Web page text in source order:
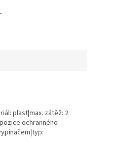
plast|max. zátěž: 2
ochranného